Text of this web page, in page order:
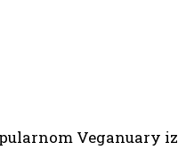
Veganuary